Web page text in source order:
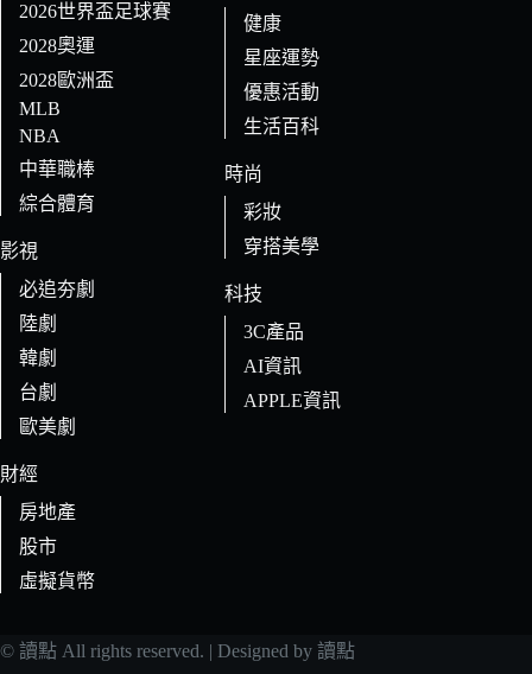
2026世界盃足球賽
2028奧運
2028歐洲盃
MLB
NBA
中華職棒
綜合體育
影視
必追夯劇
陸劇
韓劇
台劇
歐美劇
財經
房地產
股市
虛擬貨幣
健康
星座運勢
優惠活動
生活百科
時尚
彩妝
穿搭美學
科技
3C產品
AI資訊
APPLE資訊
© 讀點 All rights reserved. | Designed by 讀點